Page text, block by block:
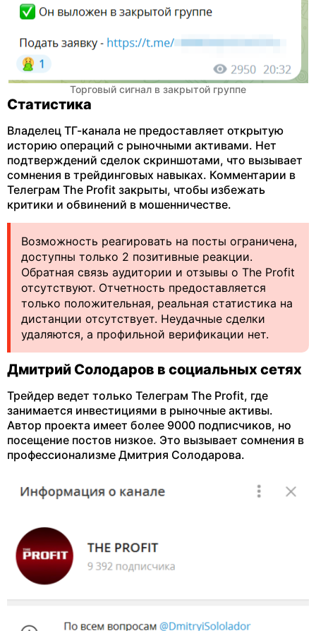
Торговый сигнал в закрытой группе
Статистика
Владелец ТГ-канала не предоставляет открытую
историю операций с рыночными активами. Нет
подтверждений сделок скриншотами, что вызывает
сомнения в трейдинговых навыках. Комментарии в
Телеграм The Profit закрыты, чтобы избежать
критики и обвинений в мошенничестве.
Возможность реагировать на посты ограничена,
доступны только 2 позитивные реакции.
Обратная связь аудитории и отзывы о The Profit
отсутствуют. Отчетность предоставляется
только положительная, реальная статистика на
дистанции отсутствует. Неудачные сделки
удаляются, а профильной верификации нет.
Дмитрий Солодаров в социальных сетях
Трейдер ведет только Телеграм The Profit, где
занимается инвестициями в рыночные активы.
Автор проекта имеет более 9000 подписчиков, но
посещение постов низкое. Это вызывает сомнения в
профессионализме Дмитрия Солодарова.